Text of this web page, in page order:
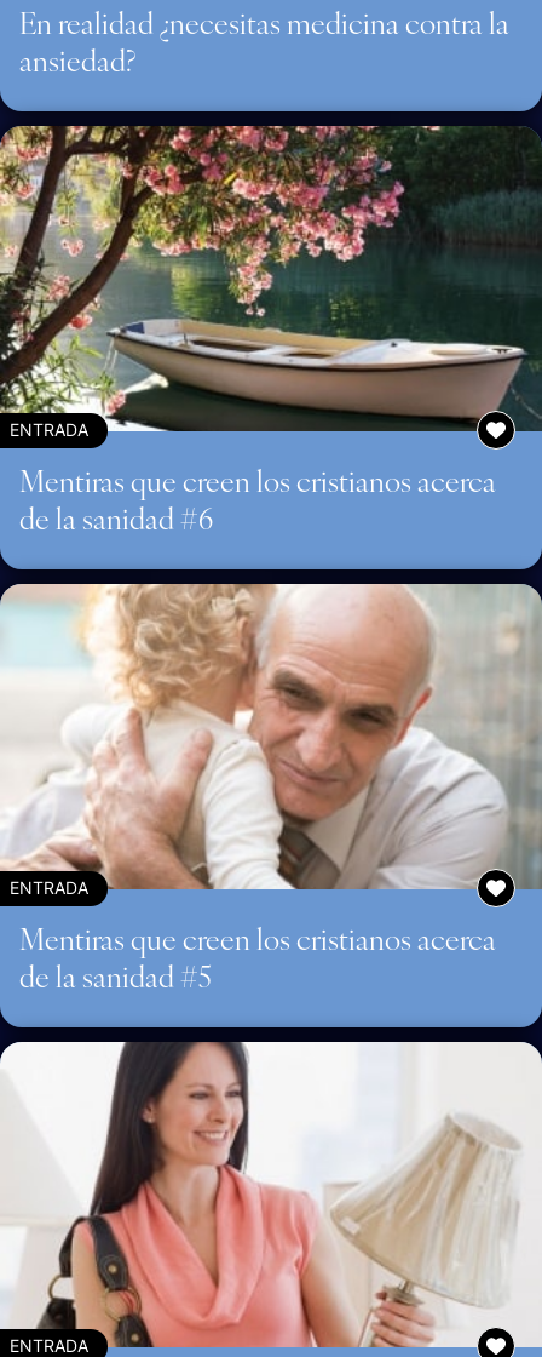
En realidad ¿necesitas medicina contra la
ansiedad?
ENTRADA
Mentiras que creen los cristianos acerca
de la sanidad #6
ENTRADA
Mentiras que creen los cristianos acerca
de la sanidad #5
ENTRADA